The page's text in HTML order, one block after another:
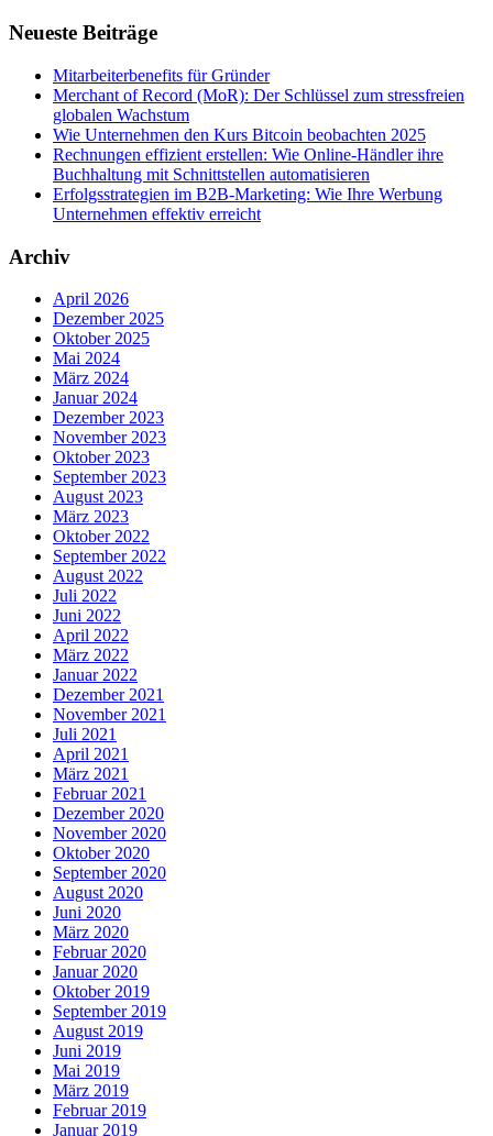
Neueste Beiträge
Mitarbeiterbenefits für Gründer
Merchant of Record (MoR): Der Schlüssel zum stressfreien
globalen Wachstum
Wie Unternehmen den Kurs Bitcoin beobachten 2025
Rechnungen effizient erstellen: Wie Online-Händler ihre
Buchhaltung mit Schnittstellen automatisieren
Erfolgsstrategien im B2B-Marketing: Wie Ihre Werbung
Unternehmen effektiv erreicht
Archiv
April 2026
Dezember 2025
Oktober 2025
Mai 2024
März 2024
Januar 2024
Dezember 2023
November 2023
Oktober 2023
September 2023
August 2023
März 2023
Oktober 2022
September 2022
August 2022
Juli 2022
Juni 2022
April 2022
März 2022
Januar 2022
Dezember 2021
November 2021
Juli 2021
April 2021
März 2021
Februar 2021
Dezember 2020
November 2020
Oktober 2020
September 2020
August 2020
Juni 2020
März 2020
Februar 2020
Januar 2020
Oktober 2019
September 2019
August 2019
Juni 2019
Mai 2019
März 2019
Februar 2019
Januar 2019